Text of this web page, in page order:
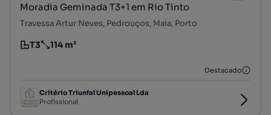
Moradia Geminada T3+1 em Rio Tinto
Travessa Artur Neves, Pedrouços, Maia, Porto
Tipologia
T3
Preço por metro quadrado
114 m²
Destacado
Critério Triunfal Unipessoal Lda
Profissional